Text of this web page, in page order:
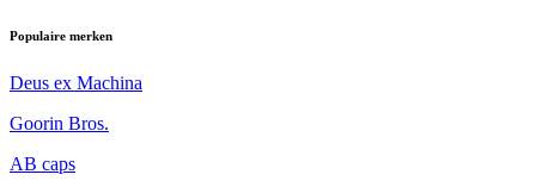
Populaire merken
Deus ex Machina
Goorin Bros.
AB caps